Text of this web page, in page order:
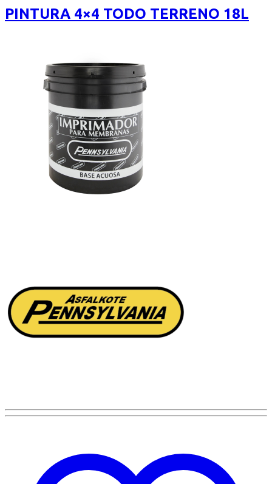
era:
$1.938.
es:
$1.550.
PINTURA 4×4 TODO TERRENO 18L